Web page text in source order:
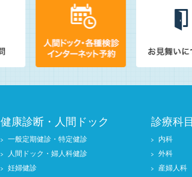
健康診断・人間ドック
一般定期健診・特定健診
人間ドック・婦人科健診
妊婦健診
診療科目
内科
外科
産婦人科